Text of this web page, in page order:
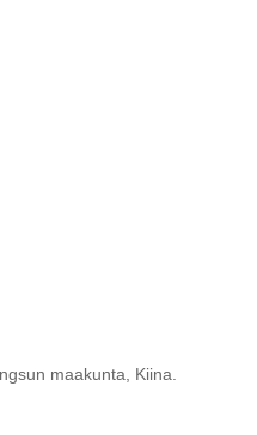
maakunta, Kiina.